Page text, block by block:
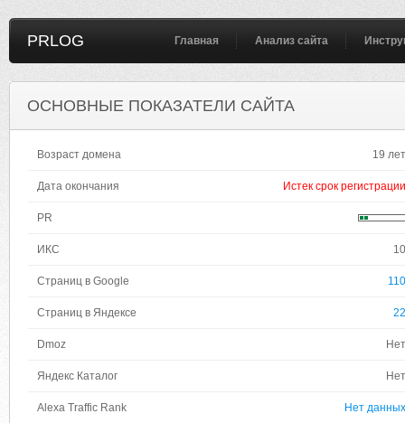
PRLOG Главная Анализ сайта
ОСНОВНЫЕ ПОКАЗАТЕЛИ САЙТА
Возраст домена 19 лет
Дата окончания Истек срок регистрации
PR
ИКС 10
Страниц в Google 110
Страниц в Яндексе 22
Dmoz Нет
Яндекс Каталог Нет
Alexa Traffic Rank Нет данных